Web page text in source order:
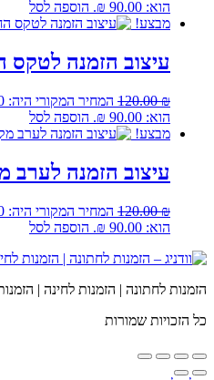
הוא: 90.00 ₪.
הוספה לסל
מבצע!
עיצוב הזמנה לטקס
120.00₪ המחיר המקורי היה: 120.00 ₪.
הוא: 90.00 ₪.
הוספה לסל
מבצע!
עיצוב הזמנה לערב
120.00₪ המחיר המקורי היה: 120.00 ₪.
הוא: 90.00 ₪.
הוספה לסל
הזמנות לחתונה | הזמנות לחינה |
כל הזכויות שמורות